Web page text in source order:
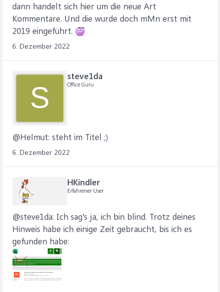
dann handelt sich hier um die neue Art
Kommentare. Und die wurde doch mMn erst mit
2019 eingeführt.
6. Dezember 2022
S
steve1da
Office Guru
@Helmut: steht im Titel ;)
6. Dezember 2022
HKindler
Erfahrener User
@steve1da: Ich sag's ja, ich bin blind. Trotz deines
Hinweis habe ich einige Zeit gebraucht, bis ich es
gefunden habe: